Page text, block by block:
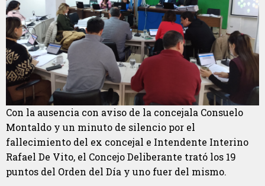
Con la ausencia con aviso de la concejala Consuelo
Montaldo y un minuto de silencio por el
fallecimiento del ex concejal e Intendente Interino
Rafael De Vito, el Concejo Deliberante trató los 19
puntos del Orden del Día y uno fuer del mismo.